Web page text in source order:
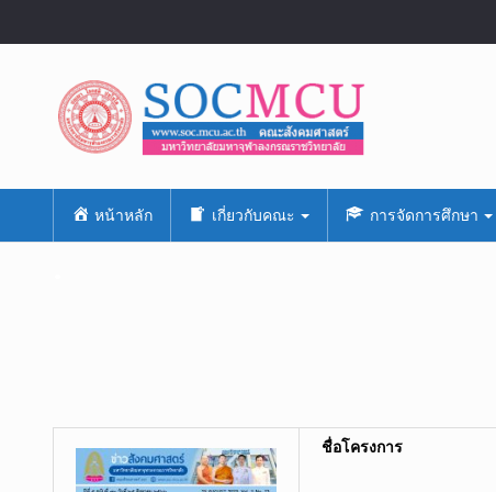
หน้าหลัก เกี่ยวกับคณะ การจัดการศึกษา
ชื่อโครงการ